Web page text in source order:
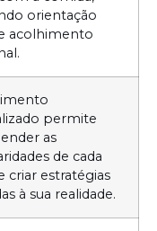
orientação
acolhimento
permite
as
de cada
criar estratégias
à sua realidade.